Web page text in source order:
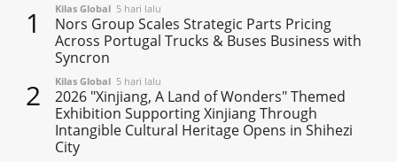
1 Kilas Global 5 hari lalu
Nors Group Scales Strategic Parts Pricing
Across Portugal Trucks & Buses Business with
Syncron
2 Kilas Global 5 hari lalu
2026 "Xinjiang, A Land of Wonders" Themed
Exhibition Supporting Xinjiang Through
Intangible Cultural Heritage Opens in Shihezi
City